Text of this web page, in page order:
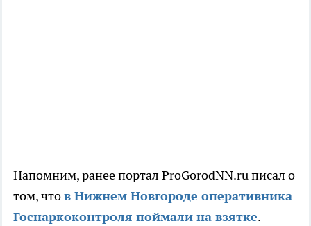
Напомним, ранее портал ProGorodNN.ru писал о
том, чтов Нижнем Новгороде оперативника
Госнаркоконтроля поймали на взятке.